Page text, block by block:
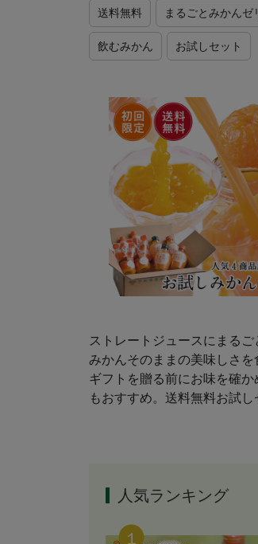
送料無料 まるごとみかんゼ
飲むみかん お試しセット
ストレートジュースにまるご
みかんそのままの美味しさを
ギフトを贈る前にお味を確か
もおすすめ。送料無料お試し
人気ランキング